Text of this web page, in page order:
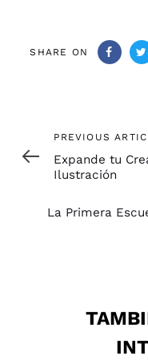
SHARE ON
Previous
PREVIOUS
Expande tu
Ilustración
La Primera